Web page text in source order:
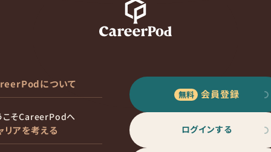
について
こそCareerPodへ
リアを考える
会員登録
ログインする